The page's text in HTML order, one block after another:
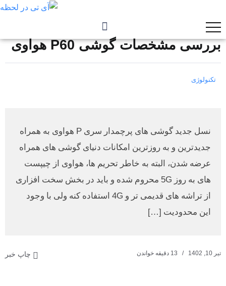
بررسی مشخصات گوشی P60 هواوی
تکنولوژی
نسل جدید گوشی های پرچمدار سری P هواوی به همراه
جدیدترین و به روزترین امکانات دنیای گوشی های همراه
عرضه شدن، البته به خاطر تحریم ها، هواوی از چیپست
های به روز 5G محروم شده و باید در بخش سخت افزاری
از تراشه های قدیمی تر و 4G استفاده کنه ولی با وجود
این محدودیت […]
تیر 10, 1402 چاپ خبر